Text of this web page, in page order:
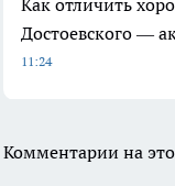
Как отличить
Достоевского —
11:24
Комментарии на